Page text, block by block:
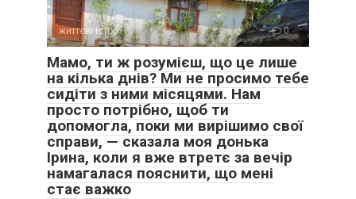
життєві історії 0
Мамо, ти ж розумієш, що це лише
на кілька днів? Ми не просимо тебе
сидіти з ними місяцями. Нам
просто потрібно, щоб ти
допомогла, поки ми вирішимо свої
справи, — сказала моя донька
Ірина, коли я вже втретє за вечір
намагалася пояснити, що мені
стає важко